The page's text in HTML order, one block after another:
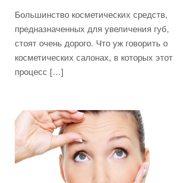
Большинство косметических средств,
предназначенных для увеличения губ,
стоят очень дорого. Что уж говорить о
косметических салонах, в которых этот
процесс […]